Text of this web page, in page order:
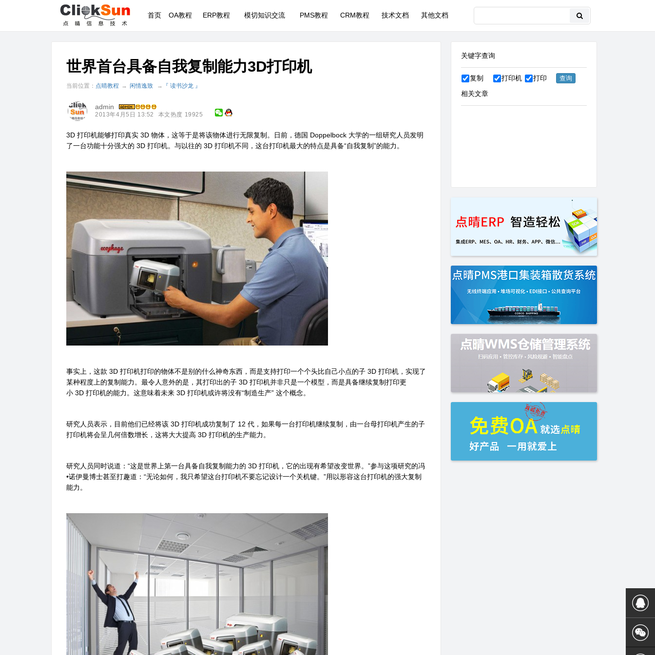
首页 OA教程 ERP教程 模切知识交流 PMS教程 CRM教程 技术文档 其他文档
世界首台具备自我复制能力3D打印机
当前位置： 点晴教程 → 闲情逸致 → 『 读书沙龙 』
admin
2013年4月5日 13:52 本文热度 19925
3D 打印机能够打印真实 3D 物体，这等于是将该物体进行无限复制。日前，德国 Doppelbock 大学的一组研究人员发明
了一台功能十分强大的 3D 打印机。与以往的 3D 打印机不同，这台打印机最大的特点是具备“自我复制”的能力。
事实上，这款 3D 打印机打印的物体不是别的什么神奇东西，而是支持打印一个个头比自己小点的子 3D 打印机，实现了
某种程度上的复制能力。最令人意外的是，其打印出的子 3D 打印机并非只是一个模型，而是具备继续复制打印更
小 3D 打印机的能力。这意味着未来 3D 打印机或许将没有“制造生产” 这个概念。
研究人员表示，目前他们已经将该 3D 打印机成功复制了 12 代，如果每一台打印机继续复制，由一台母打印机产生的子
打印机将会呈几何倍数增长，这将大大提高 3D 打印机的生产能力。
研究人员同时说道：“这是世界上第一台具备自我复制能力的 3D 打印机，它的出现有希望改变世界。”参与这项研究的冯
•诺伊曼博士甚至打趣道：“无论如何，我只希望这台打印机不要忘记设计一个关机键。”用以形容这台打印机的强大复制
能力。
关键字查询
复制 打印机 打印
相关文章